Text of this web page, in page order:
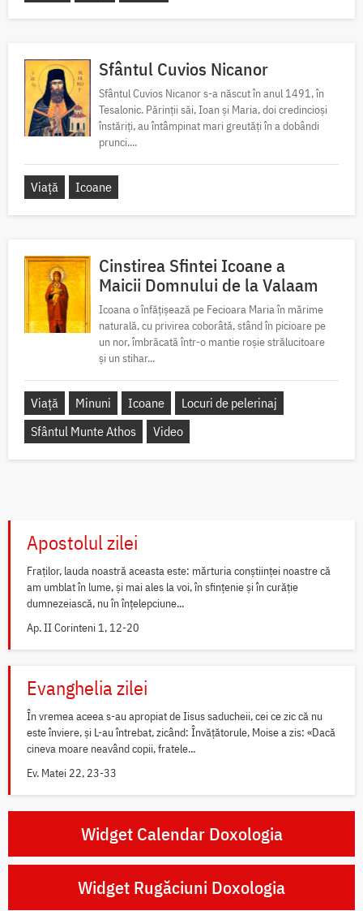
Sfântul Cuvios Nicanor
Sfântul Cuvios Nicanor s-a născut în anul 1491, în
Tesalonic. Părinții săi, Ioan și Maria, doi credincioși
înstăriți, au întâmpinat mari greutăți în a dobândi
prunci....
Viață Icoane
Cinstirea Sfintei Icoane a
Maicii Domnului de la Valaam
Icoana o înfățișează pe Fecioara Maria în mărime
naturală, cu privirea coborâtă, stând în picioare pe
un nor, îmbrăcată într-o mantie roșie strălucitoare
și un stihar...
Viață Minuni Icoane
Locuri de pelerinaj
Sfântul Munte Athos
Video
Apostolul zilei
Fraților, lauda noastră aceasta este: mărturia conștiinței noastre că
am umblat în lume, și mai ales la voi, în sfințenie și în curăție
dumnezeiască, nu în înțelepciune...
Ap. II Corinteni 1, 12-20
Evanghelia zilei
În vremea aceea s-au apropiat de Iisus saducheii, cei ce zic că nu
este înviere, și L-au întrebat, zicând: Învățătorule, Moise a zis: «Dacă
cineva moare neavând copii, fratele...
Ev. Matei 22, 23-33
Widget Calendar Doxologia
Widget Rugăciuni Doxologia